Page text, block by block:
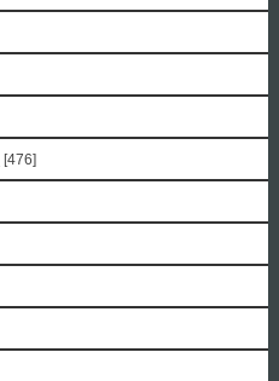
[476]